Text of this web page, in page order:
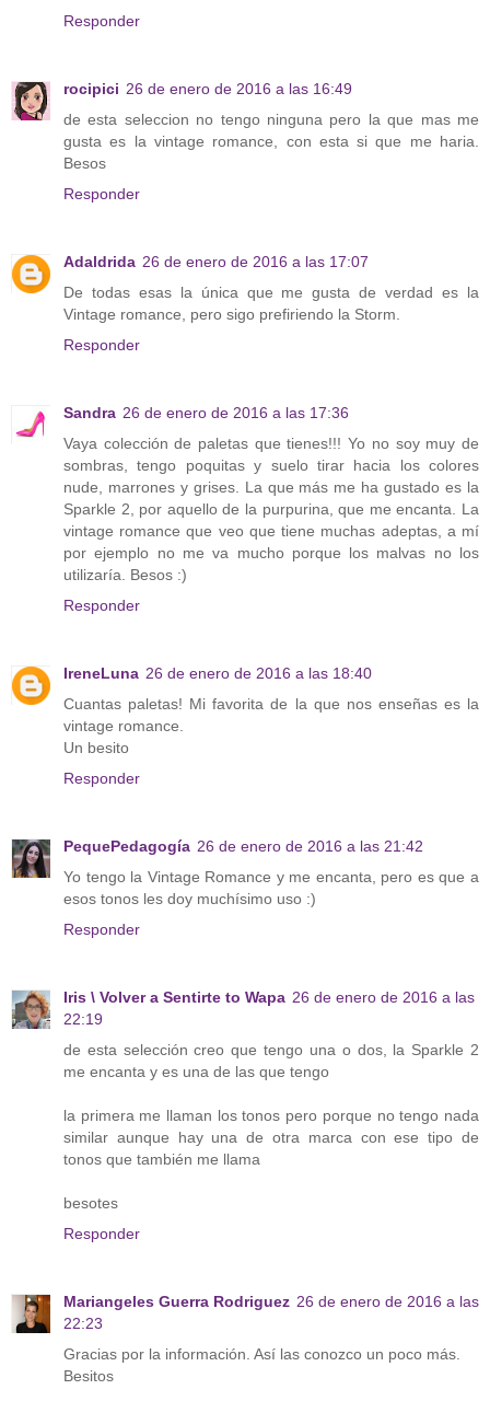
Responder
rocipici 26 de enero de 2016 a las 16:49
de esta seleccion no tengo ninguna pero la que mas me
gusta es la vintage romance, con esta si que me haria.
Besos
Responder
Adaldrida 26 de enero de 2016 a las 17:07
De todas esas la única que me gusta de verdad es la
Vintage romance, pero sigo prefiriendo la Storm.
Responder
Sandra 26 de enero de 2016 a las 17:36
Vaya colección de paletas que tienes!!! Yo no soy muy de
sombras, tengo poquitas y suelo tirar hacia los colores
nude, marrones y grises. La que más me ha gustado es la
Sparkle 2, por aquello de la purpurina, que me encanta. La
vintage romance que veo que tiene muchas adeptas, a mí
por ejemplo no me va mucho porque los malvas no los
utilizaría. Besos :)
Responder
IreneLuna 26 de enero de 2016 a las 18:40
Cuantas paletas! Mi favorita de la que nos enseñas es la
vintage romance.
Un besito
Responder
PequePedagogía 26 de enero de 2016 a las 21:42
Yo tengo la Vintage Romance y me encanta, pero es que a
esos tonos les doy muchísimo uso :)
Responder
Iris \ Volver a Sentirte to Wapa 26 de enero de 2016 a las
22:19
de esta selección creo que tengo una o dos, la Sparkle 2
me encanta y es una de las que tengo
la primera me llaman los tonos pero porque no tengo nada
similar aunque hay una de otra marca con ese tipo de
tonos que también me llama
besotes
Responder
Mariangeles Guerra Rodriguez 26 de enero de 2016 a las
22:23
Gracias por la información. Así las conozco un poco más.
Besitos